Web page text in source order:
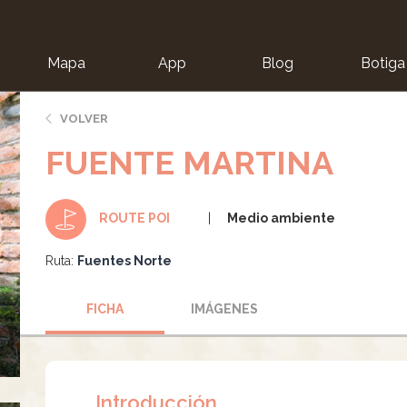
Mapa App Blog Botiga
VOLVER
FUENTE MARTINA
ROUTE POI Medio ambiente
Ruta: Fuentes Norte
FICHA IMÁGENES